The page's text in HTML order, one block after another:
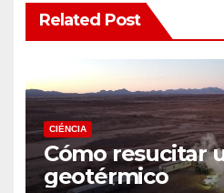
Related Post
CIÉNCIA
Cómo resucitar
geotérmico